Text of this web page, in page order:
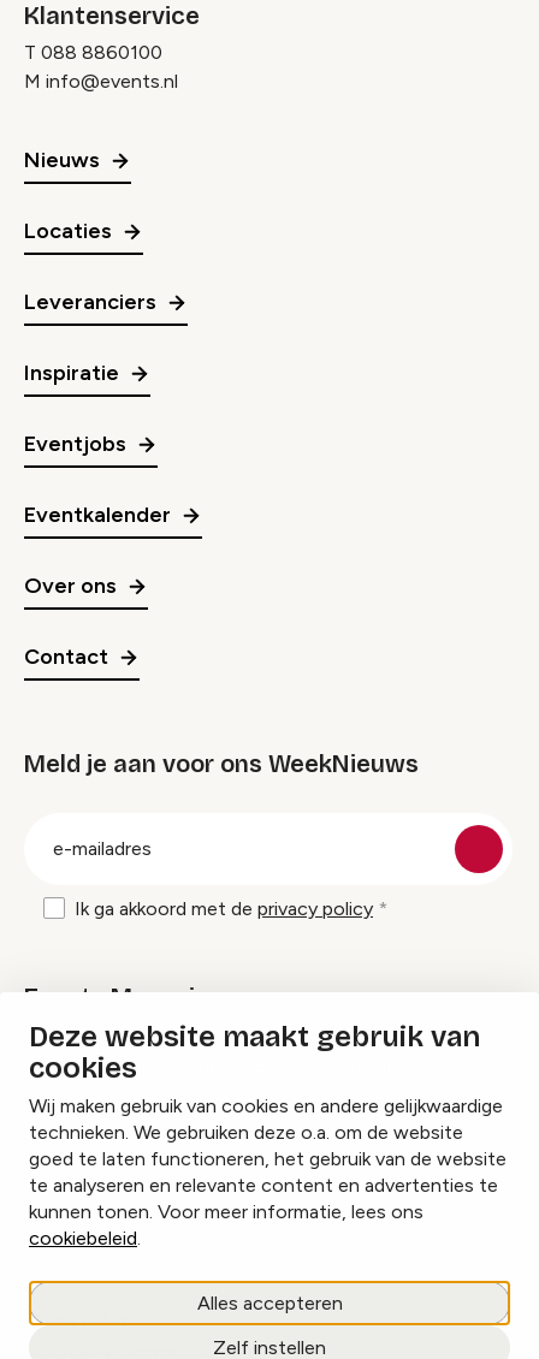
Deze website maakt gebruik van
cookies
Wij maken gebruik van cookies en andere gelijkwaardige
technieken. We gebruiken deze o.a. om de website
goed te laten functioneren, het gebruik van de website
te analyseren en relevante content en advertenties te
kunnen tonen. Voor meer informatie, lees ons
cookiebeleid.
Alles accepteren
Zelf instellen
Klantenservice
T 088 8860100
M info@events.nl
Nieuws
Locaties
Leveranciers
Inspiratie
Eventjobs
Eventkalender
Over ons
Contact
Meld je aan voor ons WeekNieuws
Ik ga akkoord met de privacy policy
Events Magazine
Ik ontvang graag Events Magazine
InstagramFacebookLinkedIn
Cookies beheren
Privacy policy